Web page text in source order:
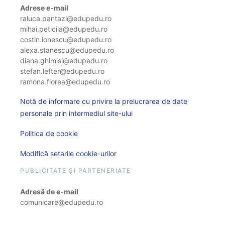
Adrese e-mail
raluca.pantazi@edupedu.ro
mihai.peticila@edupedu.ro
costin.ionescu@edupedu.ro
alexa.stanescu@edupedu.ro
diana.ghimisi@edupedu.ro
stefan.lefter@edupedu.ro
ramona.florea@edupedu.ro
Notă de informare cu privire la prelucrarea de date
personale prin intermediul site-ului
Politica de cookie
Modifică setarile cookie-urilor
PUBLICITATE ȘI PARTENERIATE
Adresă de e-mail
comunicare@edupedu.ro